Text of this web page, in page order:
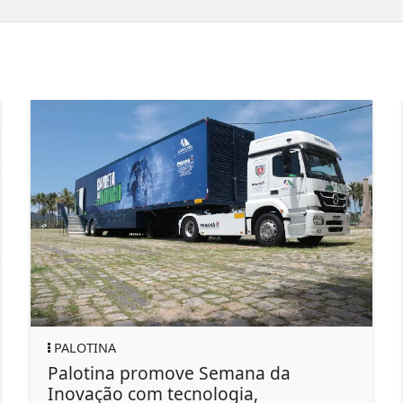
promove encontro
homenagem ao Dia da
Prefeitura
Ação" no